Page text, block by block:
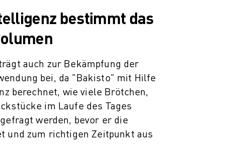
bestimmt das
auch zur Bekämpfung der
bei, da "Bakisto" mit Hilfe
berechnet, wie viele Brötchen,
im Laufe des Tages
werden, bevor er die
und zum richtigen Zeitpunkt aus